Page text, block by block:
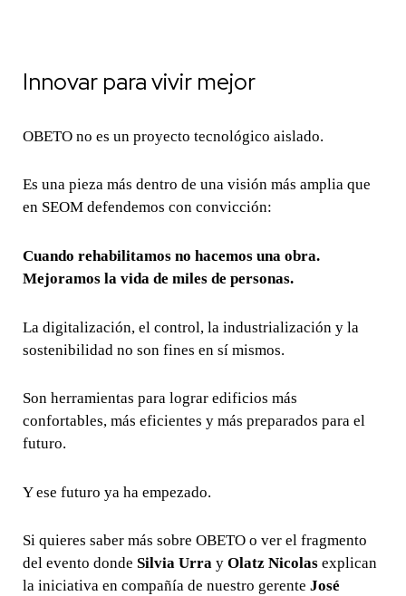
Innovar para vivir mejor
OBETO no es un proyecto tecnológico aislado.
Es una pieza más dentro de una visión más amplia que
en SEOM defendemos con convicción:
Cuando rehabilitamos no hacemos una obra.
Mejoramos la vida de miles de personas.
La digitalización, el control, la industrialización y la
sostenibilidad no son fines en sí mismos.
Son herramientas para lograr edificios más
confortables, más eficientes y más preparados para el
futuro.
Y ese futuro ya ha empezado.
Si quieres saber más sobre OBETO o ver el fragmento
del evento dondeSilvia Urra yOlatz Nicolas explican
la iniciativa en compañía de nuestro gerenteJosé